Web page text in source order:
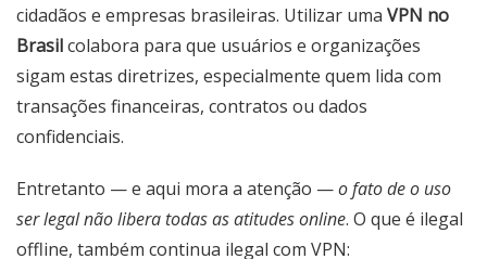
cidadãos e empresas brasileiras. Utilizar uma VPN no
Brasilcolabora para que usuários e organizações
sigam estas diretrizes, especialmente quem lida com
transações financeiras, contratos ou dados
confidenciais.
Entretanto — e aqui mora a atenção —o fato de o uso
ser legal não libera todas as atitudes online. O que é ilegal
offline, também continua ilegal com VPN: